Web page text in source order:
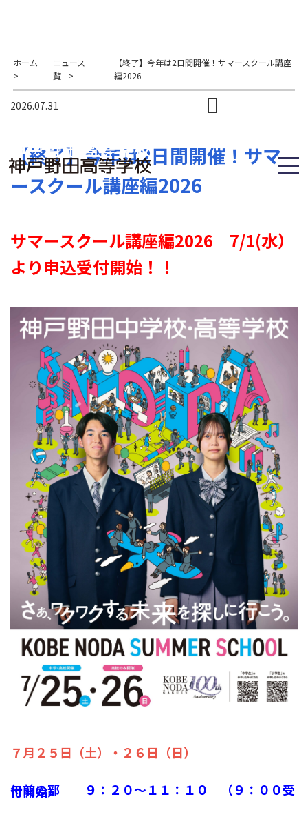
ホーム
>
ニュース一
覧
>
【終了】今年は2日間開催！サマースクール講座
編2026
2026.07.31
【終了】今年は2日間開催！サマ
ースクール講座編2026
サマースクール講座編2026 7/1(水）
より申込受付開始！！
７月２５日（土）・２６日（日）
午前の部 ９：２０～１１：１０ （９：００受付開始）